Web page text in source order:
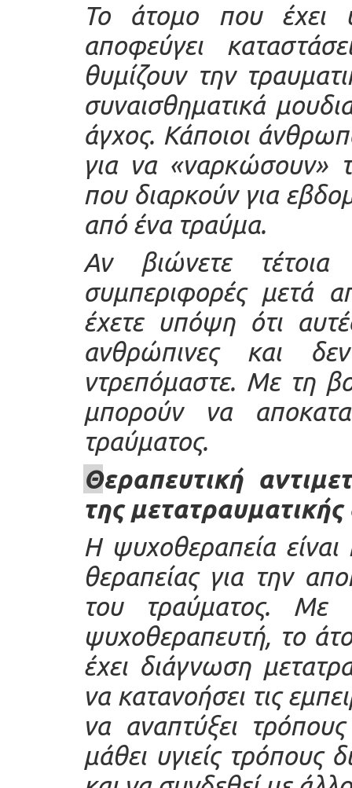
Το άτομο που έχει
αποφεύγει
θυμίζουν την
συναισθηματικά
άγχος. Κάποιοι
για να «ναρκώσουν»
που διαρκούν για
από ένα τραύμα.
Αν βιώνετε τέτοια
συμπεριφορές μετά
έχετε υπόψη ότι
ανθρώπινες και
ντρεπόμαστε. Με τη
μπορούν να
τραύματος.
Θεραπευτική
της μετατραυματικής
Η ψυχοθεραπεία
θεραπείας για την
του τραύματος. Με
ψυχοθεραπευτή, το
έχει διάγνωση
να κατανοήσει τις
να αναπτύξει
μάθει υγιείς τρόπους